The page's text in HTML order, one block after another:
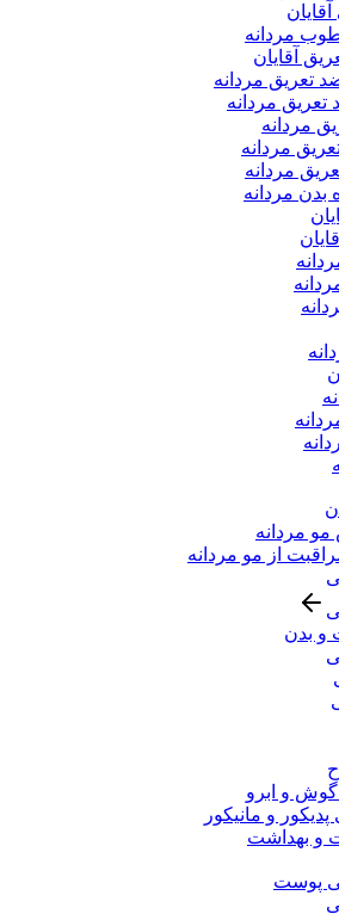
مردانه
آقایان
تعریق مردانه
مردانه
مردانه
مردانه
مردانه
بدن مردانه
مو مردانه
از مو مردانه
و بدن
گوش و ابرو
و مانیکور
و بهداشت
پوست